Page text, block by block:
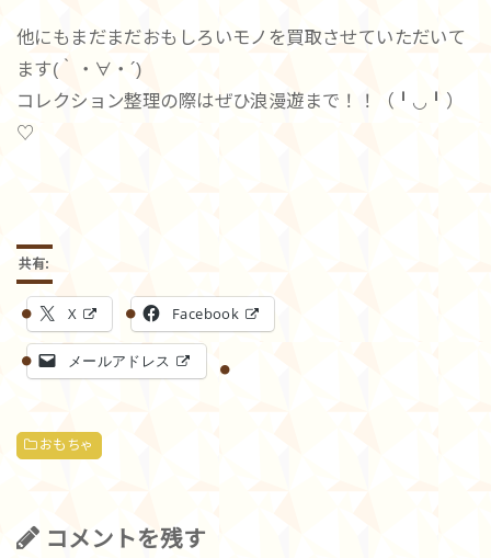
他にもまだまだおもしろいモノを買取させていただいて
ます(｀・∀・´)
コレクション整理の際はぜひ浪漫遊まで！！（╹◡╹）
♡
共有:
X Facebook
メールアドレス
おもちゃ
コメントを残す